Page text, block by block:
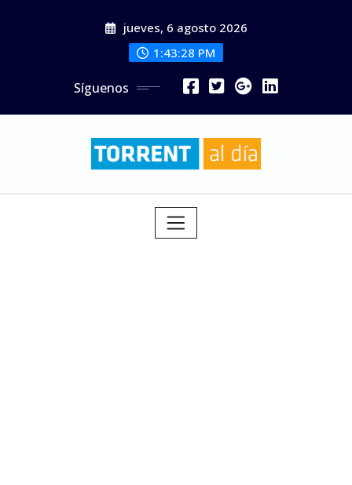
jueves, 6 agosto 2026
1:43:30 PM
Síguenos